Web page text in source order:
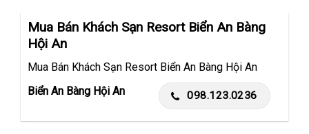
Mua Bán Khách Sạn Resort Biển An Bàng
Hội An
Mua Bán Khách Sạn Resort Biển An Bàng Hội An
Biển An Bàng Hội An
098.123.0236